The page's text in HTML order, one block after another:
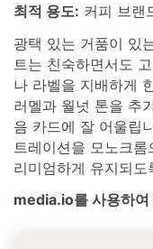
최적 용도: 커피 브랜
광택 있는 거품이 있
트는 친숙하면서도
나 라벨을 지배하게
러멜과 월넛 톤을 추
음 카드에 잘 어울립
트레이션을 모노크
리미엄하게 유지되도
media.io를 사용하여